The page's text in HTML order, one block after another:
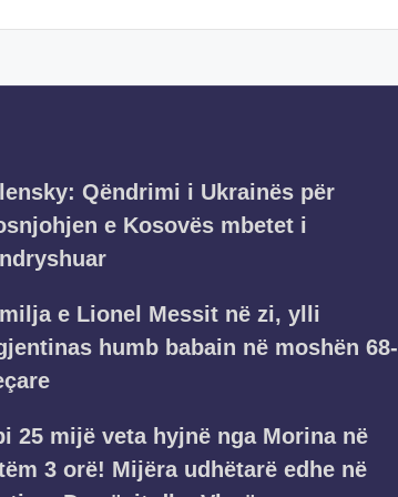
Qëndrimi i Ukrainës për
e Kosovës mbetet i
e Lionel Messit në zi, ylli
humb babain në moshën 68-
25 mijë veta hyjnë nga Morina në
3 orë! Mijëra udhëtarë edhe në